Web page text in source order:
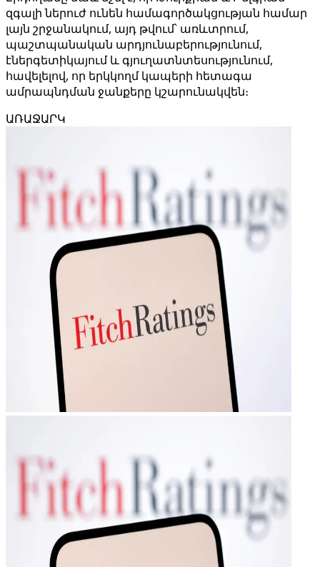
զգալի ներուժ ունեն համագործակցության համար
լայն շրջանակում, այդ թվում՝ առևտրում,
պաշտպանական արդյունաբերությունում,
էներգետիկայում և գյուղատնտեսությունում,
հավելելով, որ երկկողմ կապերի հետագա
ամրապնդման ջանքերը կշարունակվեն։
ԱՌԱՋԱՐԿ